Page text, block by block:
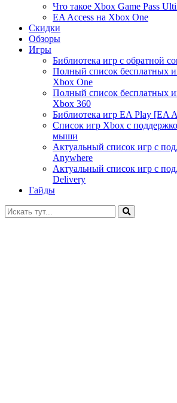
Что такое Xbox Game Pass
EA Access на Xbox One
Скидки
Обзоры
Игры
Библиотека игр с обратной
Полный список бесплатных
Xbox One
Полный список бесплатных
Xbox 360
Библиотека игр EA Play [EA
Список игр Xbox c
мыши
Актуальный список игр с
Anywhere
Актуальный список игр с
Delivery
Гайды
Искать: